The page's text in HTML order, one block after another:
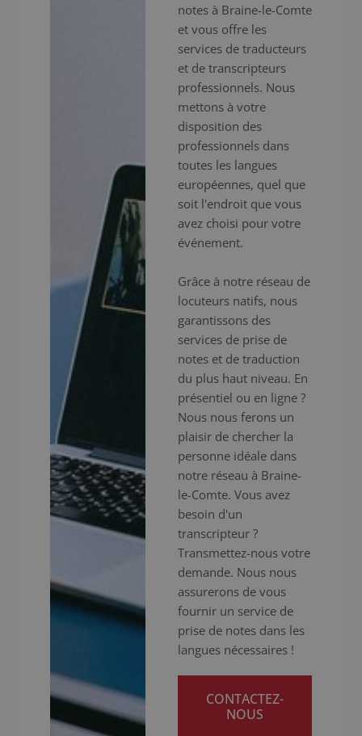
notes à Braine-le-Comte
et vous offre les
services de traducteurs
et de transcripteurs
professionnels. Nous
mettons à votre
disposition des
professionnels dans
toutes les langues
européennes, quel que
soit l'endroit que vous
avez choisi pour votre
événement.
Grâce à notre réseau de
locuteurs natifs, nous
garantissons des
services de prise de
notes et de traduction
du plus haut niveau. En
présentiel ou en ligne ?
Nous nous ferons un
plaisir de chercher la
personne idéale dans
notre réseau à Braine-
le-Comte. Vous avez
besoin d'un
transcripteur ?
Transmettez-nous votre
demande. Nous nous
assurerons de vous
fournir un service de
prise de notes dans les
langues nécessaires !
CONTACTEZ-
NOUS